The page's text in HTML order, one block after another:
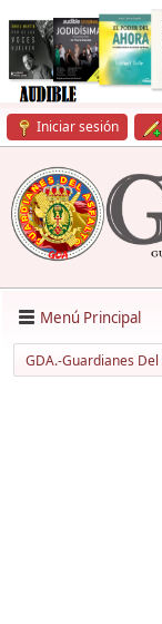
Iniciar sesión
Menú Principal
GDA.-Guardianes